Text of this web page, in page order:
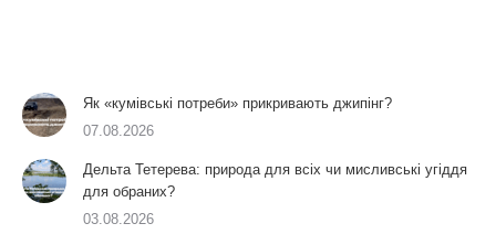
Як «кумівські потреби» прикривають джипінг?
07.08.2026
Дельта Тетерева: природа для всіх чи мисливські угіддя
для обраних?
03.08.2026